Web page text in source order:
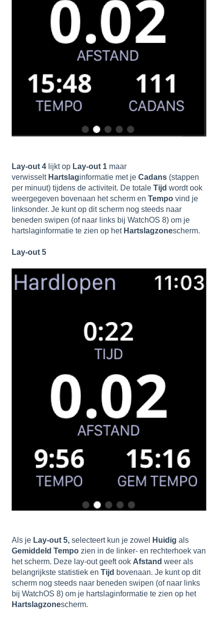
Lay-out 4 lijkt op Lay-out 1 maar
verwisselt Hartslaginformatie met je Cadans (stappen
per minuut) tijdens de activiteit. De totale Tijd wordt ook
weergegeven bovenaan het scherm en Tempo vind je
linksonder. Je kunt op dit scherm nog steeds naar
beneden swipen (of naar links bij WatchOS 8) om je
hartslaginformatie te zien op het Hartslagzonescherm.
Lay-out 5
Als je Lay-out 5, selecteert kun je zowel Huidig als
Gemiddeld Tempo zien in de linker- en rechterhoek van
het scherm. Deze lay-out geeft ook Afstand weer als
belangrijkste statistiek en Tijd bovenaan. Je kunt op dit
scherm nog steeds naar beneden swipen (of naar links
bij WatchOS 8) om je hartslaginformatie te zien op het
Hartslagzonescherm.